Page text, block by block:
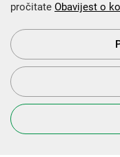
Krajnji primatelj
Europskog fonda za
pročitate Obavijest o